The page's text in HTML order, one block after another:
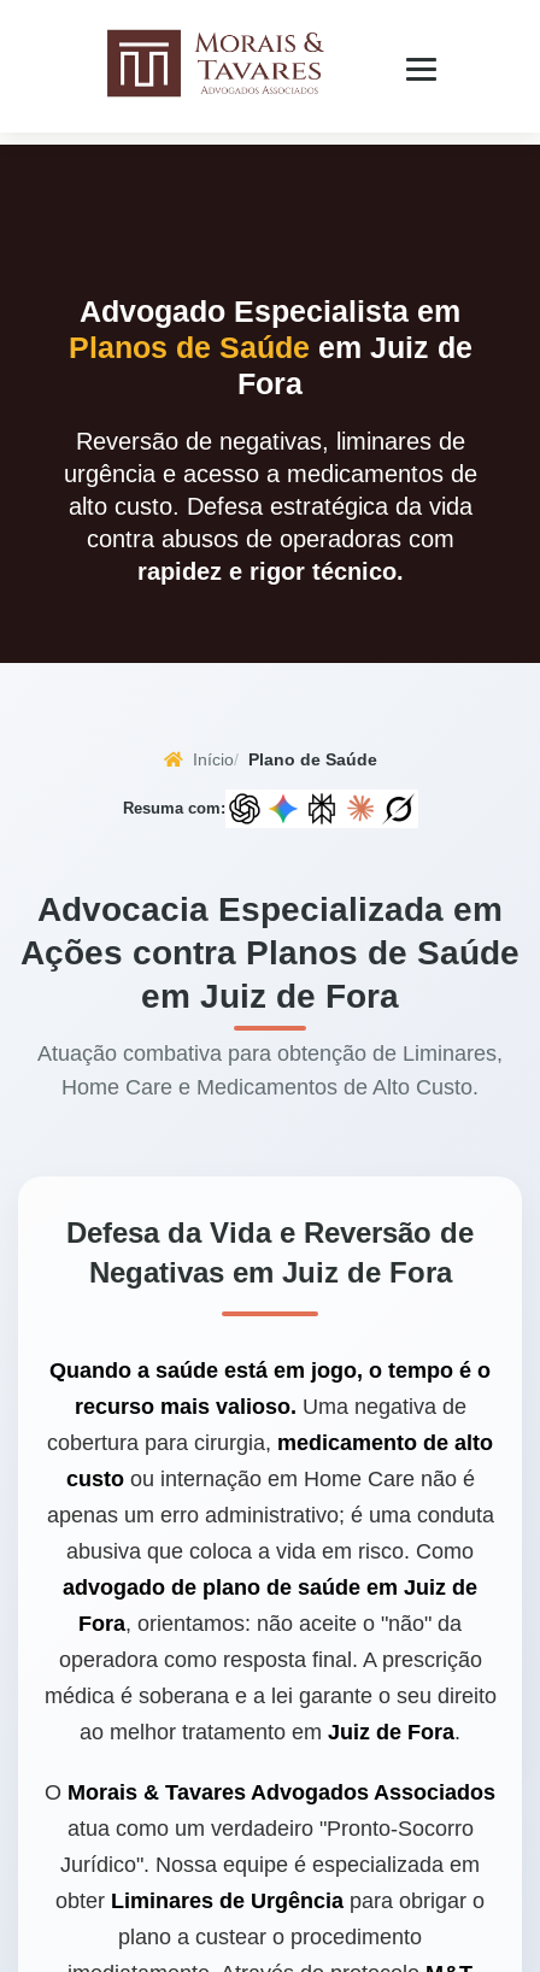
Advogado Especialista em
Planos de Saúde em Juiz de
Fora
Reversão de negativas, liminares de
urgência e acesso a medicamentos de
alto custo. Defesa estratégica da vida
contra abusos de operadoras com
rapidez e rigor técnico.
Início Plano de Saúde
Resuma com:
Advocacia Especializada em
Ações contra Planos de Saúde
em Juiz de Fora
Atuação combativa para obtenção de Liminares,
Home Care e Medicamentos de Alto Custo.
Defesa da Vida e Reversão de
Negativas em Juiz de Fora
Quando a saúde está em jogo, o tempo é o
recurso mais valioso. Uma negativa de
cobertura para cirurgia, medicamento de alto
custoou internação em Home Care não é
apenas um erro administrativo; é uma conduta
abusiva que coloca a vida em risco. Como
advogado de plano de saúde em Juiz de
Fora, orientamos: não aceite o "não" da
operadora como resposta final. A prescrição
médica é soberana e a lei garante o seu direito
ao melhor tratamento em Juiz de Fora.
O Morais & Tavares Advogados Associados
atua como um verdadeiro "Pronto-Socorro
Jurídico". Nossa equipe é especializada em
obter Liminares de Urgência para obrigar o
plano a custear o procedimento